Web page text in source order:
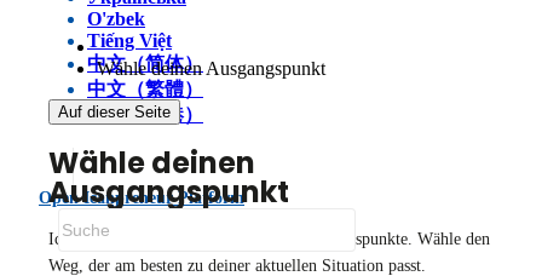
O'zbek
Tiếng Việt
中文（简体）
中文（繁體）
中文（香港）
Open Icanpreneur Platform
Wähle deinen Ausgangspunkt
Auf dieser Seite
Wähle deinen
Ausgangspunkt
Icanpreneur unterstützt drei häufige Ausgangspunkte. Wähle den
Weg, der am besten zu deiner aktuellen Situation passt.